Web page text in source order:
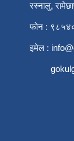
रस्नालु,
फोन :
इमेल :